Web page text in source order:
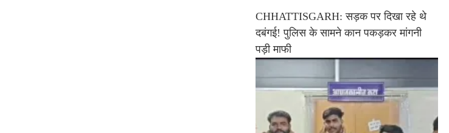
CHHATTISGARH: सड़क पर दिखा रहे थे
दबंगई! पुलिस के सामने कान पकड़कर मांगनी
पड़ी माफी